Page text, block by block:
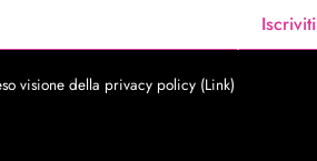
Iscriviti
visione della privacy policy (Link)